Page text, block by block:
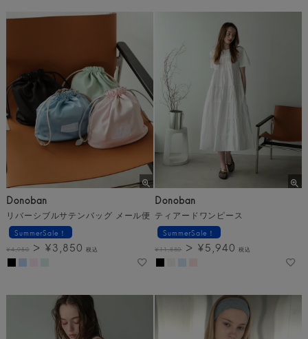
Donoban
リバーシブルサテンバッグ メール便
SummerSale！
¥4,950 ¥3,850 税込
Donoban
ティアードワンピース
SummerSale！
¥11,880 ¥5,940 税込